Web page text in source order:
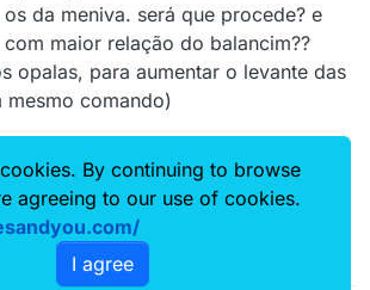
da meniva. será que procede? e
com maior relação do balancim??
opalas, para aumentar o levante das
mesmo comando)
balancim é confiável. não foi um
sabe o que é uma forjaria que disse,
confirmar a info.
By continuing to browse
agreeing to our use of cookies.
I agree